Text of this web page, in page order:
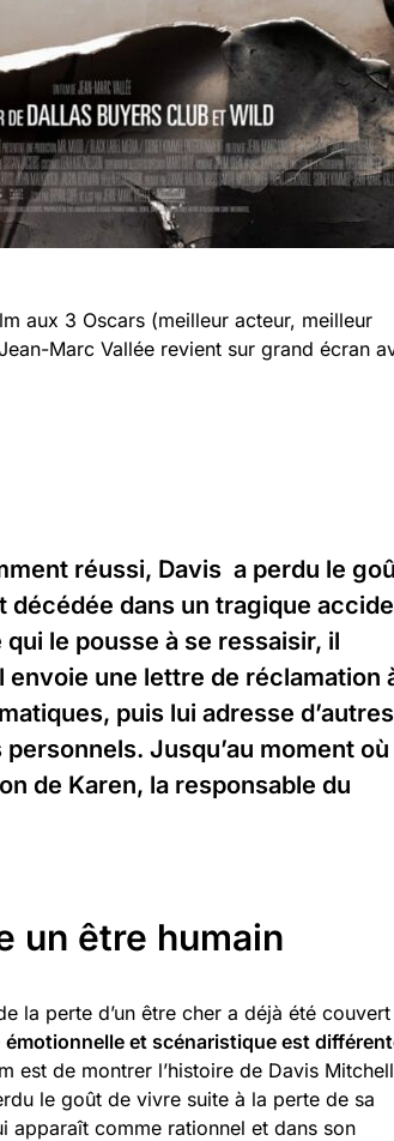
aux 3 Oscars (meilleur acteur, meilleur
Marc Vallée revient sur grand écran
réussi, Davis a perdu le
dans un tragique
le pousse à se ressaisir, il
envoie une lettre de réclamation
puis lui adresse d’autres
Jusqu’au moment où
de Karen, la responsable du
un être humain
la perte d’un être cher a déjà été couvert
émotionnelle et scénaristique est
est de montrer l’histoire de Davis Mitchell
le goût de vivre suite à la perte de sa
apparaît comme rationnel et dans son